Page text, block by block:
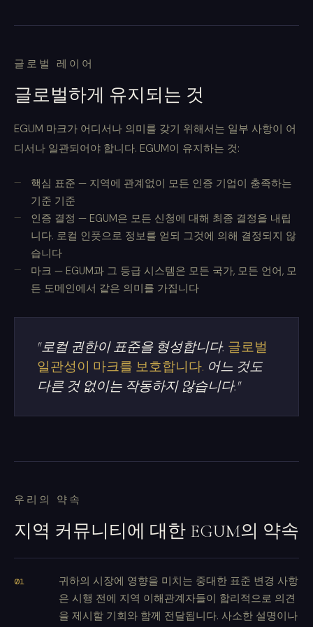
글로벌 레이어
글로벌하게 유지되는 것
EGUM 마크가 어디서나 의미를 갖기 위해서는 일부 사항이 어
디서나 일관되어야 합니다. EGUM이 유지하는 것:
핵심 표준 — 지역에 관계없이 모든 인증 기업이 충족하는
기준 기준
인증 결정 — EGUM은 모든 신청에 대해 최종 결정을 내립
니다. 로컬 인풋으로 정보를 얻되 그것에 의해 결정되지 않
습니다
마크 — EGUM과 그 등급 시스템은 모든 국가, 모든 언어, 모
든 도메인에서 같은 의미를 가집니다
"로컬 권한이 표준을 형성합니다. 글로벌
일관성이 마크를 보호합니다. 어느 것도
다른 것 없이는 작동하지 않습니다."
우리의 약속
지역 커뮤니티에 대한 EGUM의 약속
귀하의 시장에 영향을 미치는 중대한 표준 변경 사항
은 시행 전에 지역 이해관계자들이 합리적으로 의견
을 제시할 기회와 함께 전달됩니다. 사소한 설명이나